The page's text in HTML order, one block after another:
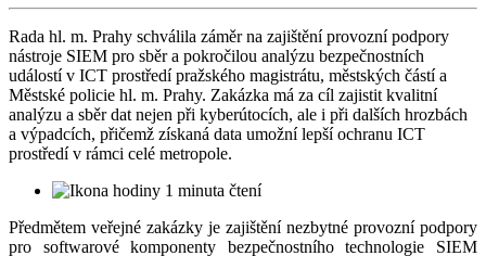
Rada hl. m. Prahy schválila záměr na zajištění provozní podpory
nástroje SIEM pro sběr a pokročilou analýzu bezpečnostních
událostí v ICT prostředí pražského magistrátu, městských částí a
Městské policie hl. m. Prahy. Zakázka má za cíl zajistit kvalitní
analýzu a sběr dat nejen při kyberútocích, ale i při dalších hrozbách
a výpadcích, přičemž získaná data umožní lepší ochranu ICT
prostředí v rámci celé metropole.
1 minuta čtení
Předmětem veřejné zakázky je zajištění nezbytné provozní podpory
pro softwarové komponenty bezpečnostního technologie SIEM